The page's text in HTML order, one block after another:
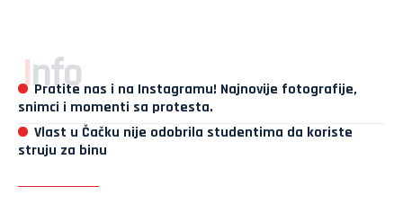
Info
Pratite nas i na Instagramu! Najnovije fotografije,
snimci i momenti sa protesta.
Vlast u Čačku nije odobrila studentima da koriste
struju za binu